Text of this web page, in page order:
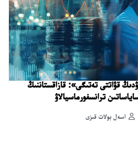
قۋاتتى تەتىگى»: قازاقستاننىڭ
ترانسفورماسيالاۋ
اسەل بولات قىزى